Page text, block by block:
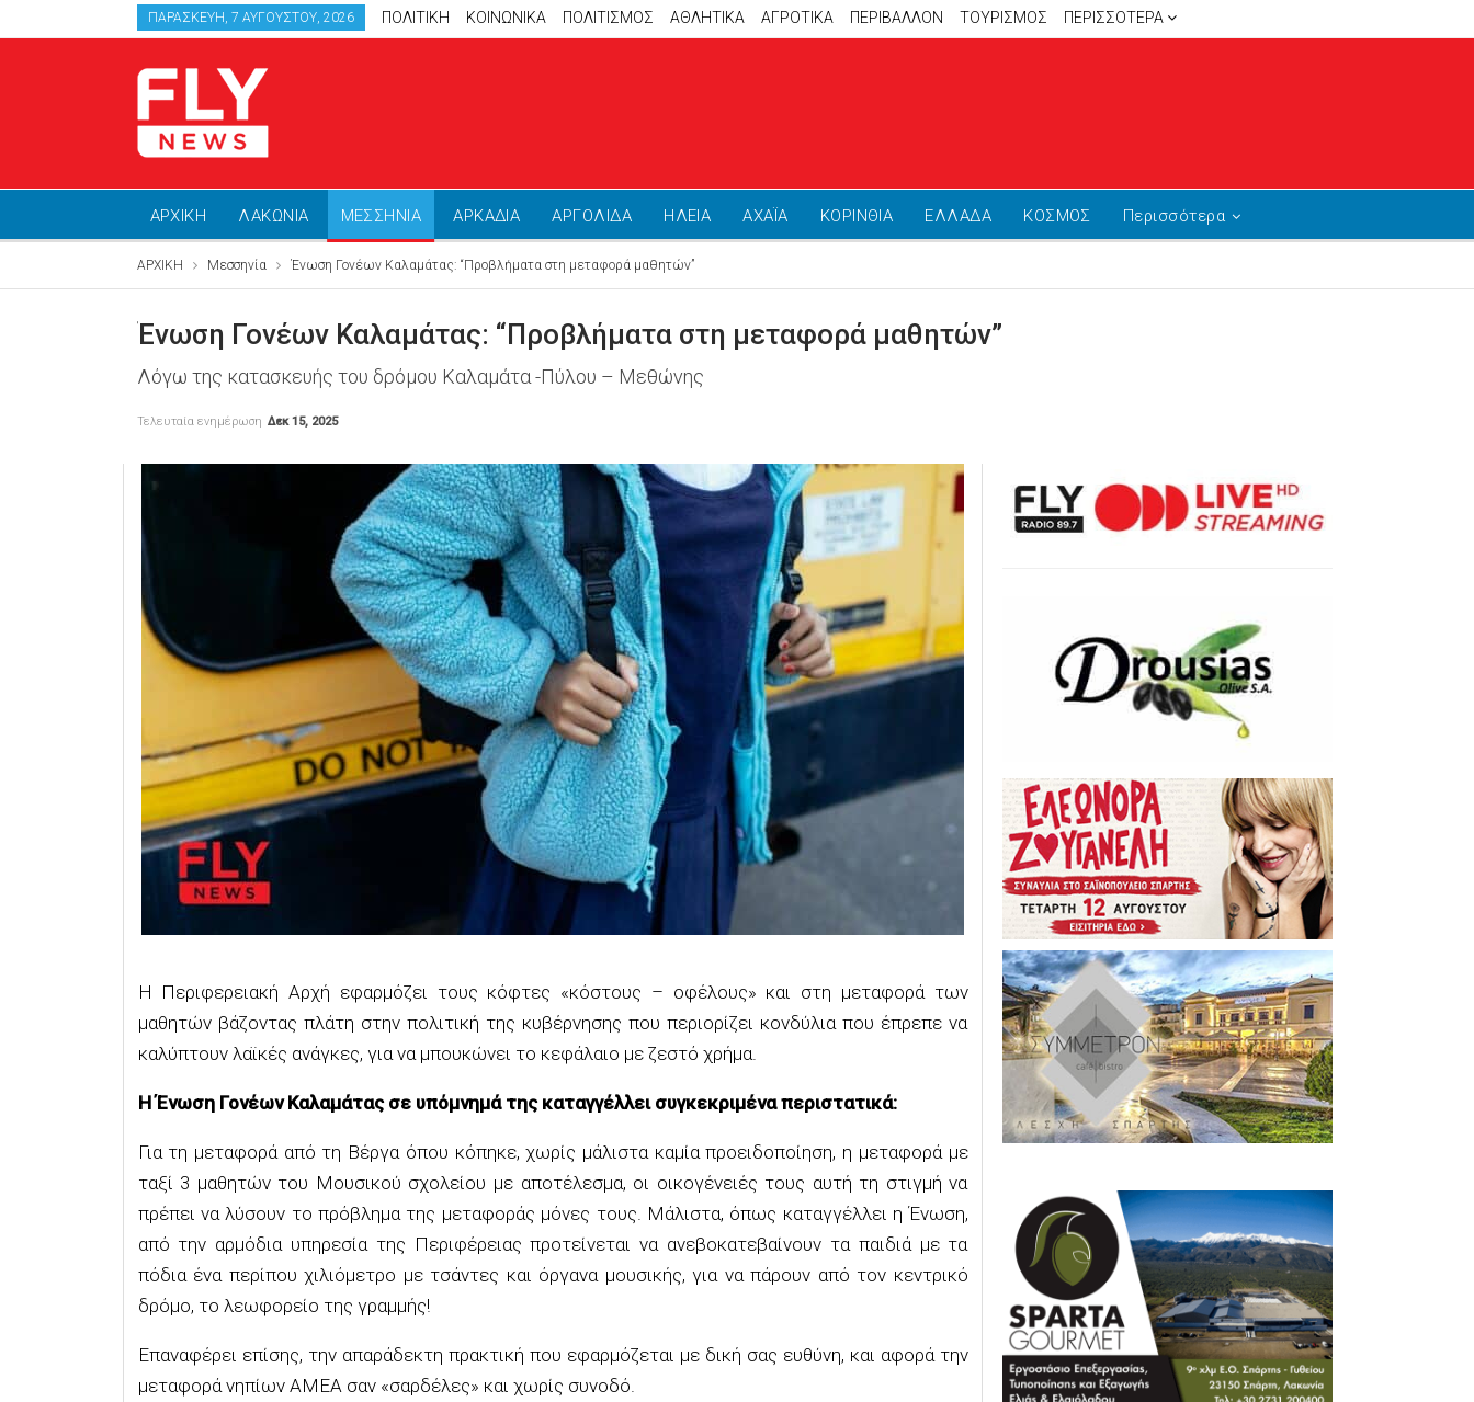
ΠΑΡΑΣΚΕΥΉ, 7 ΑΥΓΟΎΣΤΟΥ, 2026 ΠΟΛΙΤΙΚΗ ΚΟΙΝΩΝΙΚΑ ΠΟΛΙΤΙΣΜΟΣ ΑΘΛΗΤΙΚΆ ΑΓΡΟΤΙΚΑ ΠΕΡΙΒΑΛΛΟΝ ΤΟΥΡΙΣΜΟΣ ΠΕΡΙΣΣΌΤΕΡΑ
ΑΡΧΙΚΗ ΛΑΚΩΝΙΑ ΜΕΣΣΗΝΙΑ ΑΡΚΑΔΙΑ ΑΡΓΟΛΙΔΑ ΗΛΕΙΑ ΑΧΑΪΑ ΚΟΡΙΝΘΙΑ ΕΛΛΑΔΑ ΚΟΣΜΟΣ Περισσότερα
ΑΡΧΙΚΗ Μεσσηνία Ένωση Γονέων Καλαμάτας: “Προβλήματα στη μεταφορά μαθητών”
Ένωση Γονέων Καλαμάτας: “Προβλήματα στη μεταφορά μαθητών”
Λόγω της κατασκευής του δρόμου Καλαμάτα -Πύλου – Μεθώνης
Τελευταία ενημέρωση Δεκ 15, 2025
Η Περιφερειακή Αρχή εφαρμόζει τους κόφτες «κόστους – οφέλους» και στη μεταφορά των
μαθητών βάζοντας πλάτη στην πολιτική της κυβέρνησης που περιορίζει κονδύλια που έπρεπε να
καλύπτουν λαϊκές ανάγκες, για να μπουκώνει το κεφάλαιο με ζεστό χρήμα.
Η Ένωση Γονέων Καλαμάτας σε υπόμνημά της καταγγέλλει συγκεκριμένα περιστατικά:
Για τη μεταφορά από τη Βέργα όπου κόπηκε, χωρίς μάλιστα καμία προειδοποίηση, η μεταφορά με
ταξί 3 μαθητών του Μουσικού σχολείου με αποτέλεσμα, οι οικογένειές τους αυτή τη στιγμή να
πρέπει να λύσουν το πρόβλημα της μεταφοράς μόνες τους. Μάλιστα, όπως καταγγέλλει η Ένωση,
από την αρμόδια υπηρεσία της Περιφέρειας προτείνεται να ανεβοκατεβαίνουν τα παιδιά με τα
πόδια ένα περίπου χιλιόμετρο με τσάντες και όργανα μουσικής, για να πάρουν από τον κεντρικό
δρόμο, το λεωφορείο της γραμμής!
Επαναφέρει επίσης, την απαράδεκτη πρακτική που εφαρμόζεται με δική σας ευθύνη, και αφορά την
μεταφορά νηπίων ΑΜΕΑ σαν «σαρδέλες» και χωρίς συνοδό.